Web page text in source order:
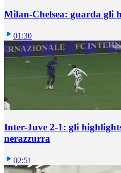
Milan-Chelsea: guarda gli
01:30
Inter-Juve 2-1: gli
nerazzurra
02:51